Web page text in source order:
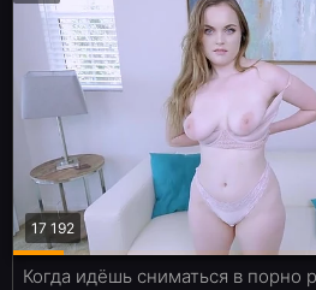
17 192